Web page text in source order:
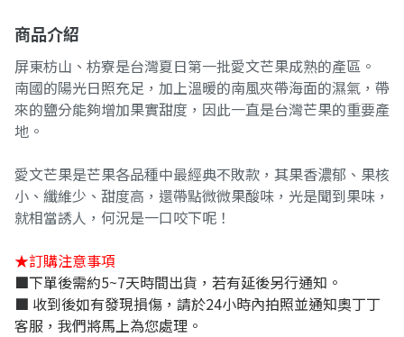
商品介紹
屏東枋山、枋寮是台灣夏日第一批愛文芒果成熟的產區。
南國的陽光日照充足，加上溫暖的南風夾帶海面的濕氣，帶
來的鹽分能夠增加果實甜度，因此一直是台灣芒果的重要產
地。
愛文芒果是芒果各品種中最經典不敗款，其果香濃郁、果核
小、纖維少、甜度高，還帶點微微果酸味，光是聞到果味，
就相當誘人，何況是一口咬下呢！
★訂購注意事項
■下單後需約5~7天時間出貨，若有延後另行通知。
■ 收到後如有發現損傷，請於24小時內拍照並通知奧丁丁
客服，我們將馬上為您處理。